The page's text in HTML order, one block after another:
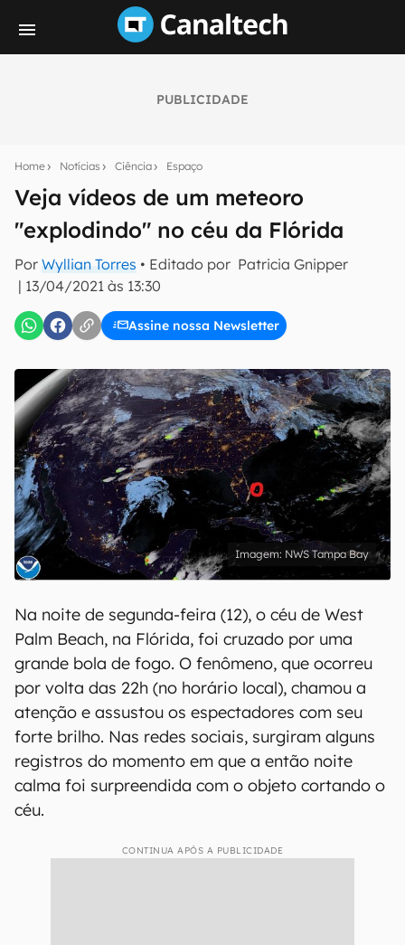
PUBLICIDADE
Home Notícias Ciência Espaço
Veja vídeos de um meteoro
"explodindo" no céu da Flórida
Por Wyllian Torres • Editado por Patricia Gnipper
| 13/04/2021 às 13:30
Assine nossa Newsletter
notícias e reviews sobre tecnologia em primeira
mão.
E-mail
Uso e Política de Privacidade do Canaltech.
NWS Tampa Bay
Na noite de segunda-feira (12), o céu de West
Palm Beach, na Flórida, foi cruzado por uma
grande bola de fogo. O fenômeno, que ocorreu
por volta das 22h (no horário local), chamou a
atenção e assustou os espectadores com seu
forte brilho. Nas redes sociais, surgiram alguns
registros do momento em que a então noite
calma foi surpreendida com o objeto cortando o
céu.
CONTINUA APÓS A PUBLICIDADE